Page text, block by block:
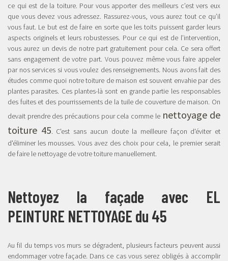
ce qui est de la toiture. Pour vous apporter des meilleurs c’est vers eux
que vous devez vous adressez. Rassurez-vous, vous aurez tout ce qu’il
vous faut. Le but est de faire en sorte que les toits puissent garder leurs
aspects originels et leurs robustesses. Pour ce qui est de l’intervention,
vous aurez un devis de notre part gratuitement pour cela. Ce sera offert
sans engagement de votre part. Vous pouvez même vous faire appeler
par nos services si vous voulez des renseignements. Nous avons fait des
études comme quoi notre toiture de maison est souvent envahie par des
plantes parasites. Ces plantes-là sont en grande partie les responsables
des fuites et des pourrissements de la tuile de couverture de maison. On
devait prendre des précautions pour cela comme lenettoyage de
toiture 45. C'est sans aucun doute la meilleure façon d'éviter et
d'éliminer les mousses. Vous avez des choix pour cela, le premier serait
de faire le nettoyage de votre toiture manuellement.
Nettoyez la façade avec EL
PEINTURE NETTOYAGE du 45
Au fil du temps vos murs se dégradent, plusieurs facteurs peuvent aussi
endommager votre façade. Dans ce cas vous serez obligés à accomplir